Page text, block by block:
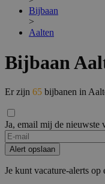
Bijbaan
>
Aalten
Bijbaan
Er zijn 65 bijbanen in
Ja, email mij de nieuwste
If
you
are
a
Alert opslaan
Je kunt vacature-alerts op